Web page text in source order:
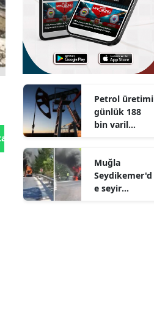
Gönder
Petrol üretimi
günlük 188
bin varil
Muğla
Seydikemer'd
e seyir